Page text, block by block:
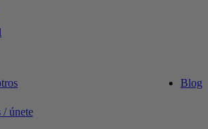
Blog
únete